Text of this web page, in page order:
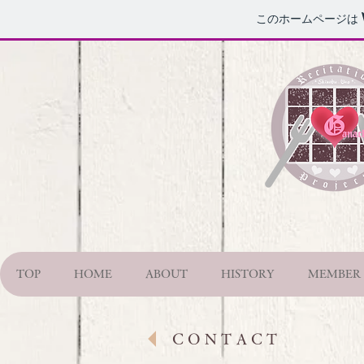
このホームページは
TOP HOME ABOUT HISTORY MEMBER
CONTACT